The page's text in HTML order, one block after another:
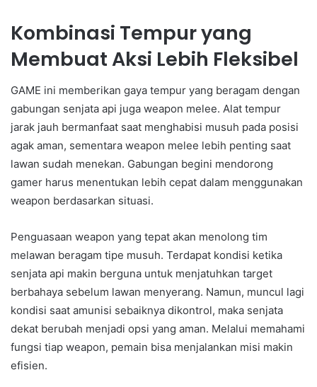
Kombinasi Tempur yang
Membuat Aksi Lebih Fleksibel
GAME ini memberikan gaya tempur yang beragam dengan
gabungan senjata api juga weapon melee. Alat tempur
jarak jauh bermanfaat saat menghabisi musuh pada posisi
agak aman, sementara weapon melee lebih penting saat
lawan sudah menekan. Gabungan begini mendorong
gamer harus menentukan lebih cepat dalam menggunakan
weapon berdasarkan situasi.
Penguasaan weapon yang tepat akan menolong tim
melawan beragam tipe musuh. Terdapat kondisi ketika
senjata api makin berguna untuk menjatuhkan target
berbahaya sebelum lawan menyerang. Namun, muncul lagi
kondisi saat amunisi sebaiknya dikontrol, maka senjata
dekat berubah menjadi opsi yang aman. Melalui memahami
fungsi tiap weapon, pemain bisa menjalankan misi makin
efisien.